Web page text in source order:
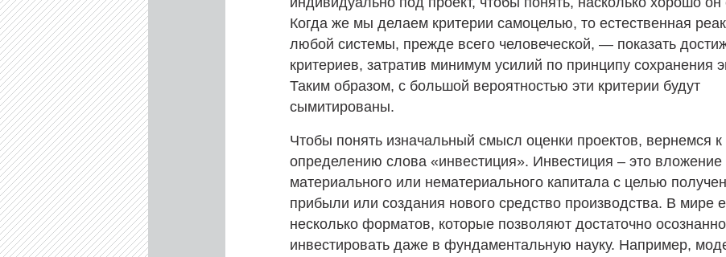
Когда же мы делаем критерии самоцелью, то естественная
любой системы, прежде всего человеческой, — показать
критериев, затратив минимум усилий по принципу сохранения
Таким образом, с большой вероятностью эти критерии будут
сымитированы.
Чтобы понять изначальный смысл оценки проектов, вернемся к
определению слова «инвестиция». Инвестиция – это вложение
материального или нематериального капитала с целью
прибыли или создания нового средство производства. В мире
несколько форматов, которые позволяют достаточно осознанно
инвестировать даже в фундаментальную науку. Например,